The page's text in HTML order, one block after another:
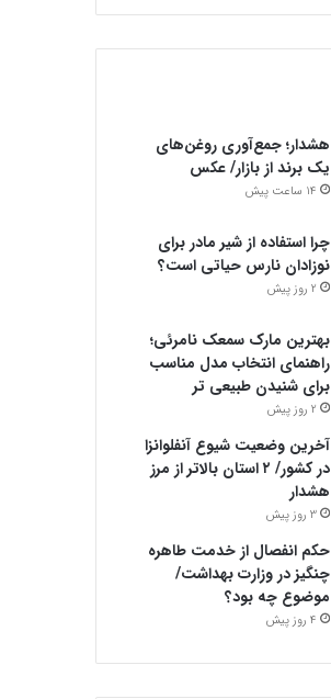
هشدار؛ جمع‌آوری روغن‌های
یک برند از بازار/ عکس
14 ساعت پیش
چرا استفاده از شیر مادر برای
نوزادان نارس حیاتی است؟
2 روز پیش
بهترین مارک سمعک نامرئی؛
راهنمای انتخاب مدل مناسب
برای شنیدن طبیعی تر
2 روز پیش
آخرین وضعیت شیوع آنفلوانزا
در کشور/ ۲ استان بالاتر از مرز
هشدار
3 روز پیش
حکم انفصال از خدمت طاهره
چنگیز در وزارت بهداشت/
موضوع چه بود؟
4 روز پیش